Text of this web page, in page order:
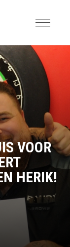
VOOR
HERIK!